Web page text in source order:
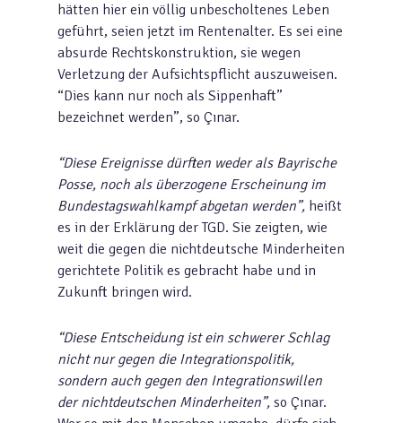
hätten hier ein völlig unbescholtenes Leben
geführt, seien jetzt im Rentenalter. Es sei eine
absurde Rechtskonstruktion, sie wegen
Verletzung der Aufsichtspflicht auszuweisen.
“Dies kann nur noch als Sippenhaft”
bezeichnet werden”, so Çınar.
“Diese Ereignisse dürften weder als Bayrische
Posse, noch als überzogene Erscheinung im
Bundestagswahlkampf abgetan werden”, heißt
es in der Erklärung der TGD. Sie zeigten, wie
weit die gegen die nichtdeutsche Minderheiten
gerichtete Politik es gebracht habe und in
Zukunft bringen wird.
“Diese Entscheidung ist ein schwerer Schlag
nicht nur gegen die Integrationspolitik,
sondern auch gegen den Integrationswillen
der nichtdeutschen Minderheiten”, so Çınar.